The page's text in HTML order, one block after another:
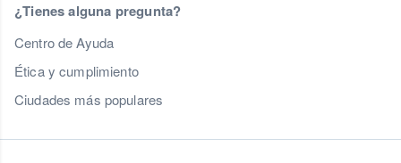
¿Tienes alguna pregunta?
Centro de Ayuda
Ética y cumplimiento
Ciudades más populares